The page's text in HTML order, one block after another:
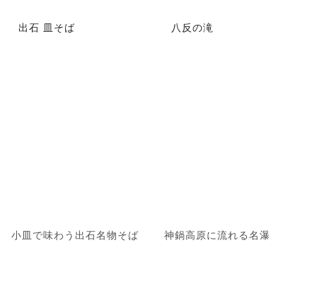
出石 皿そば
小皿で味わう出石名物そば
八反の滝
神鍋高原に流れる名瀑